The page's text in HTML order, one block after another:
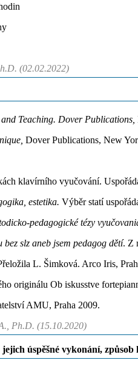
(02.02.2022)
Teaching. Dover Publications,
Dover Publications, New
klavírního vyučování.
estetika. Výběr statí
pedagogické tézy
slz aneb jsem pedagog dětí. Z
L. Šimková. Arco Iris,
originálu Ob iskusstve
AMU, Praha 2009.
Ph.D. (15.10.2020)
úspěšné vykonání, způsob